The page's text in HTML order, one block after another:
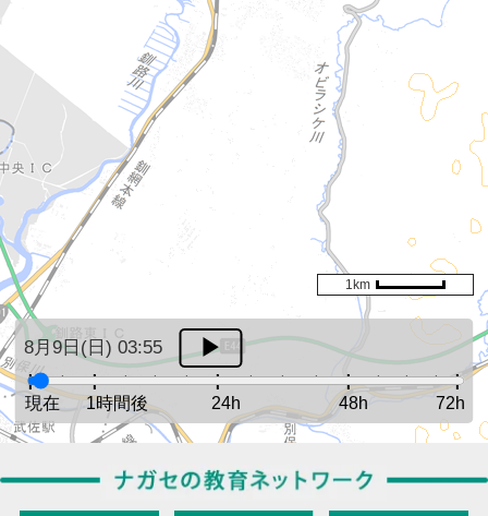
8月9日(日) 03:55
現在 1時間後 24h 48h 72h
1km